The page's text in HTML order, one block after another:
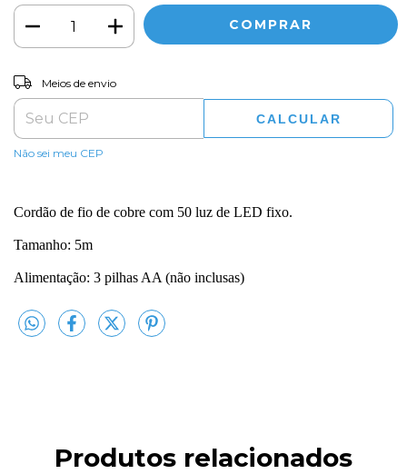
Entregas para o CEP:
Meios de envio
CALCULAR
Não sei meu CEP
Cordão de fio de cobre com 50 luz de LED fixo.
Tamanho: 5m
Alimentação: 3 pilhas AA (não inclusas)
Produtos relacionados